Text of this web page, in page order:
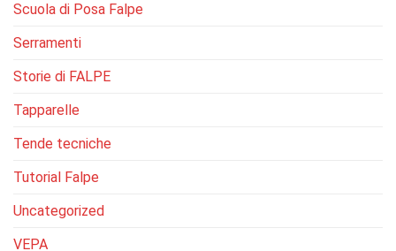
Scuola di Posa Falpe
Serramenti
Storie di FALPE
Tapparelle
Tende tecniche
Tutorial Falpe
Uncategorized
VEPA